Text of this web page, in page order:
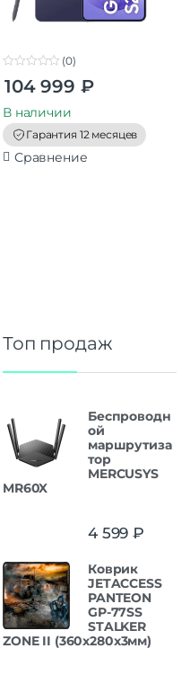
t
o
f
5
(0)
104 999 ₽
В наличии
Гарантия 12 месяцев
Сравнение
Топ продаж
Беспроводн
ой
маршрутиза
тор
MERCUSYS
MR60X
4 599 ₽
Коврик
JETACCESS
PANTEON
GP-77SS
STALKER
ZONE II (360x280x3мм)